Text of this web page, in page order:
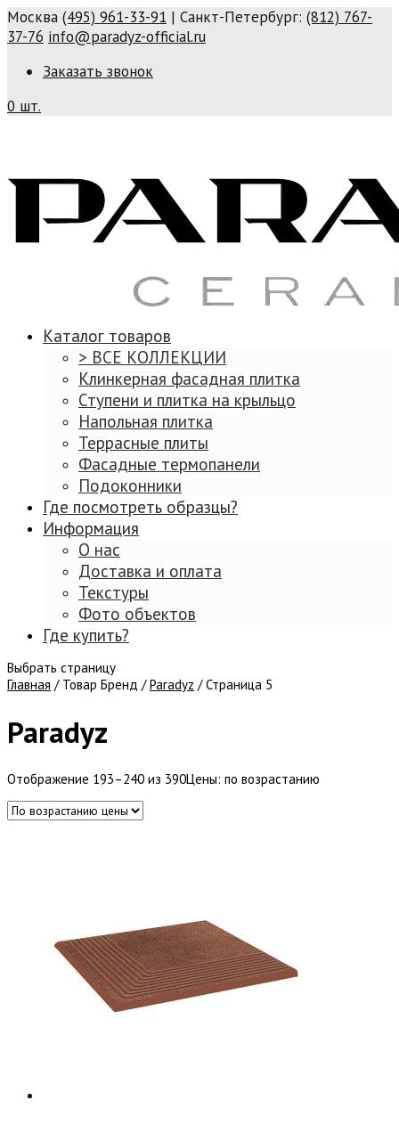
Москва (495) 961-33-91 | Санкт-Петербург: (812) 767-
37-76 info@paradyz-official.ru
Заказать звонок
0 шт.
Каталог товаров
> ВСЕ КОЛЛЕКЦИИ
Клинкерная фасадная плитка
Ступени и плитка на крыльцо
Напольная плитка
Террасные плиты
Фасадные термопанели
Подоконники
Где посмотреть образцы?
Информация
О нас
Доставка и оплата
Текстуры
Фото объектов
Где купить?
Выбрать страницу
Главная / Товар Бренд /Paradyz / Страница 5
Paradyz
Отображение 193–240 из 390Цены: по возрастанию